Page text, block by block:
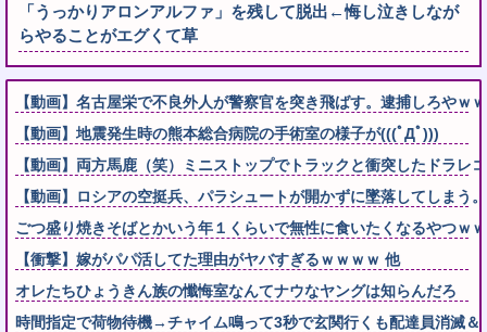
「うっかりアロンアルファ」を残して脱出←悔し泣きしなが
らやることがエグくて草
【動画】名古屋栄で不良外人が警察官を突き飛ばす。逮捕しろやｗ
【動画】地震発生時の熊本総合病院の手術室の様子が(((ﾟДﾟ)))
【動画】両方馬鹿（笑）ミニストップでトラックと衝突したドラレ
【動画】ロシアの空挺兵、パラシュートが開かずに墜落してしまう。
ごつ盛り焼きそばとかいう年１くらいで無性に食いたくなるやつｗ
【衝撃】嫁がパパ活してた理由がヤバすぎるｗｗｗｗ 他
オレたちひょうきん族の懺悔室なんてナウなヤングは知らんだろ
時間指定で荷物待機→チャイム鳴って3秒で玄関行くも配達員消滅